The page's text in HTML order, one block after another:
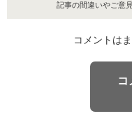
記事の間違いやご意
コメントは
コ